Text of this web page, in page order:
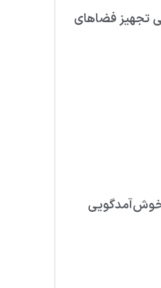
تجهیز فضاهای
خوش‌آمدگویی